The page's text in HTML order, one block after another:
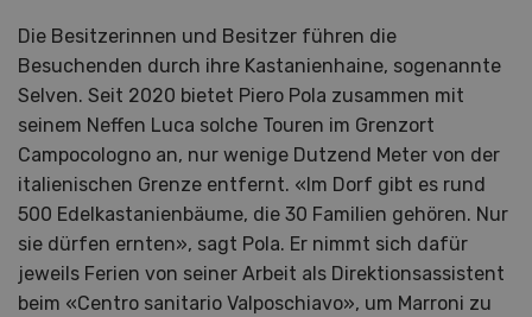
Die Besitzerinnen und Besitzer führen die
Besuchenden durch ihre Kastanienhaine, sogenannte
Selven. Seit 2020 bietet Piero Pola zusammen mit
seinem Neffen Luca solche Touren im Grenzort
Campocologno an, nur wenige Dutzend Meter von der
italienischen Grenze entfernt. «Im Dorf gibt es rund
500 Edelkastanienbäume, die 30 Familien gehören. Nur
sie dürfen ernten», sagt Pola. Er nimmt sich dafür
jeweils Ferien von seiner Arbeit als Direktionsassistent
beim «Centro sanitario Valposchiavo», um Marroni zu